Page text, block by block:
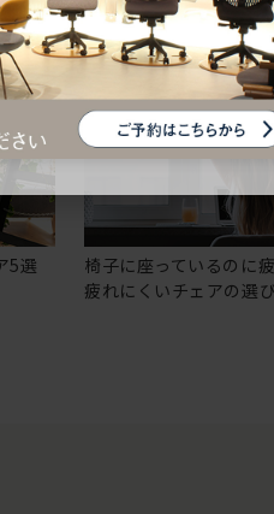
5選
椅子に座っているのに
疲れにくいチェアの選